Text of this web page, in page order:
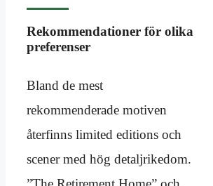
Rekommendationer för olika
preferenser
Bland de mest
rekommenderade motiven
återfinns limited editions och
scener med hög detaljrikedom.